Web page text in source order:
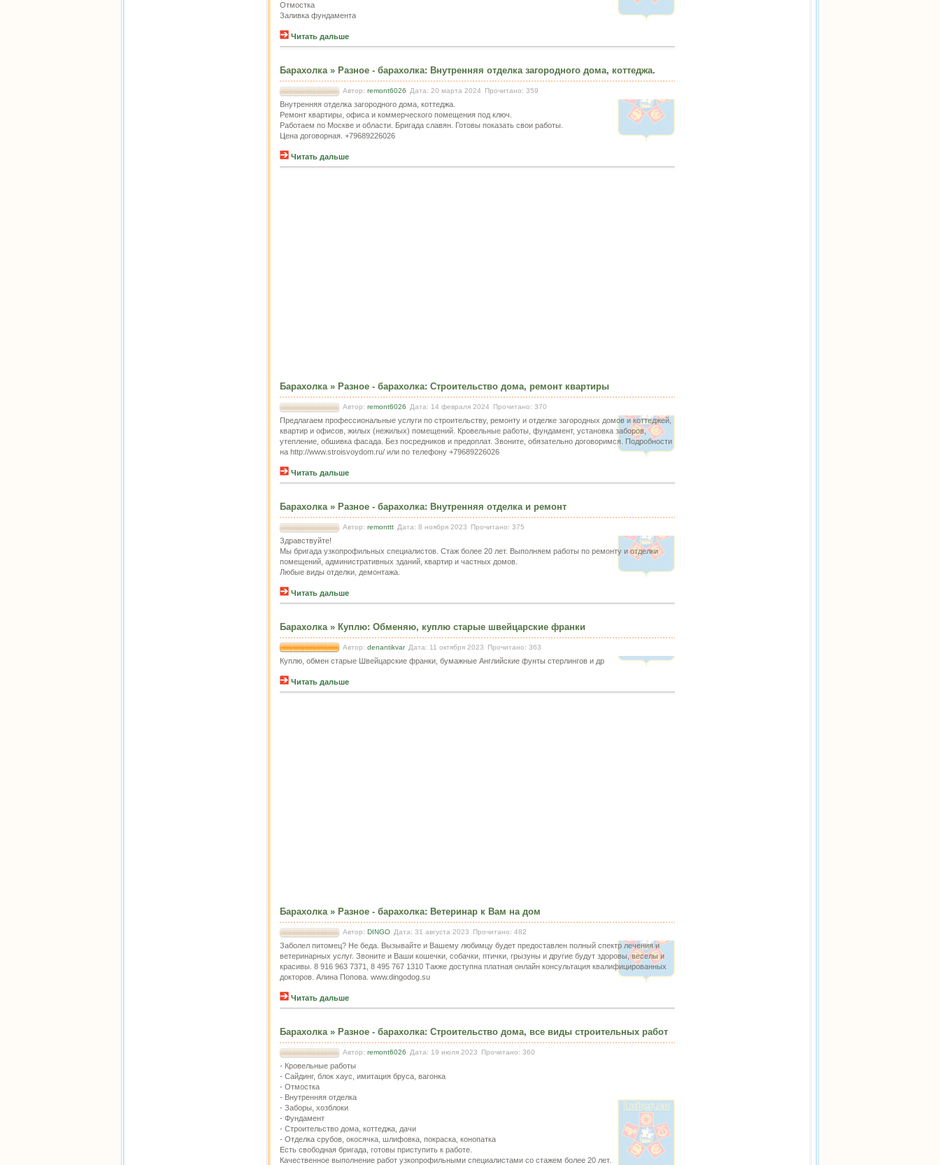
Отмостка
Заливка фундамента
Читать дальше
Барахолка» Разное - барахолка: Внутренняя отделка загородного дома, коттеджа.
Автор: remont6026 Дата: 20 марта 2024 Прочитано: 359
Внутренняя отделка загородного дома, коттеджа.
Ремонт квартиры, офиса и коммерческого помещения под ключ.
Работаем по Москве и области. Бригада славян. Готовы показать свои работы.
Цена договорная. +79689226026
Читать дальше
Барахолка» Разное - барахолка: Строительство дома, ремонт квартиры
Автор: remont6026 Дата: 14 февраля 2024 Прочитано: 370
Предлагаем профессиональные услуги по строительству, ремонту и отделке загородных домов и коттеджей,
квартир и офисов, жилых (нежилых) помещений. Кровельные работы, фундамент, установка заборов,
утепление, обшивка фасада. Без посредников и предоплат. Звоните, обязательно договоримся. Подробности
на http://www.stroisvoydom.ru/ или по телефону +79689226026
Читать дальше
Барахолка» Разное - барахолка: Внутренняя отделка и ремонт
Автор: remonttt Дата: 8 ноября 2023 Прочитано: 375
Здравствуйте!
Мы бригада узкопрофильных специалистов. Стаж более 20 лет. Выполняем работы по ремонту и отделки
помещений, административных зданий, квартир и частных домов.
Любые виды отделки, демонтажа.
Читать дальше
Барахолка» Куплю: Обменяю, куплю старые швейцарские франки
Автор: denantikvar Дата: 11 октября 2023 Прочитано: 363
Куплю, обмен старые Швейцарские франки, бумажные Английские фунты стерлингов и др
Читать дальше
Барахолка» Разное - барахолка: Ветеринар к Вам на дом
Автор: DINGO Дата: 31 августа 2023 Прочитано: 482
Заболел питомец? Не беда. Вызывайте и Вашему любимцу будет предоставлен полный спектр лечения и
ветеринарных услуг. Звоните и Ваши кошечки, собачки, птички, грызуны и другие будут здоровы, веселы и
красивы. 8 916 963 7371, 8 495 767 1310 Также доступна платная онлайн консультация квалифицированных
докторов. Алина Попова. www.dingodog.su
Читать дальше
Барахолка» Разное - барахолка: Строительство дома, все виды строительных работ
Автор: remont6026 Дата: 19 июля 2023 Прочитано: 360
- Кровельные работы
- Сайдинг, блок хаус, имитация бруса, вагонка
- Отмостка
- Внутренняя отделка
- Заборы, хозблоки
- Фундамент
- Строительство дома, коттеджа, дачи
- Отделка срубов, окосячка, шлифовка, покраска, конопатка
Есть свободная бригада, готовы приступить к работе.
Качественное выполнение работ узкопрофильными специалистами со стажем более 20 лет.